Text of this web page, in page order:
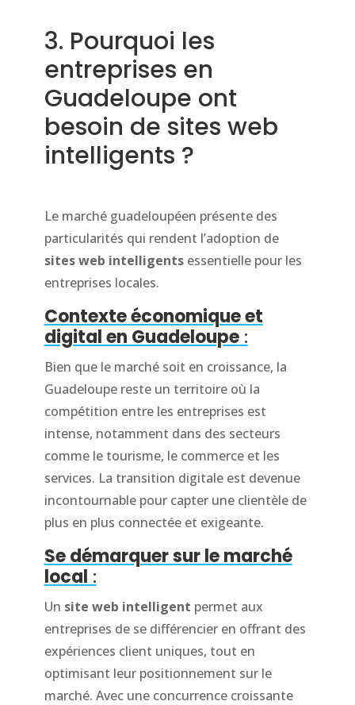
3. Pourquoi les
entreprises en
Guadeloupe ont
besoin de sites web
intelligents ?
Le marché guadeloupéen présente des
particularités qui rendent l’adoption de
sites web intelligentsessentielle pour les
entreprises locales.
Contexte économique et
digital en Guadeloupe:
Bien que le marché soit en croissance, la
Guadeloupe reste un territoire où la
compétition entre les entreprises est
intense, notamment dans des secteurs
comme le tourisme, le commerce et les
services. La transition digitale est devenue
incontournable pour capter une clientèle de
plus en plus connectée et exigeante.
Se démarquer sur le marché
local :
Un site web intelligent permet aux
entreprises de se différencier en offrant des
expériences client uniques, tout en
optimisant leur positionnement sur le
marché. Avec une concurrence croissante